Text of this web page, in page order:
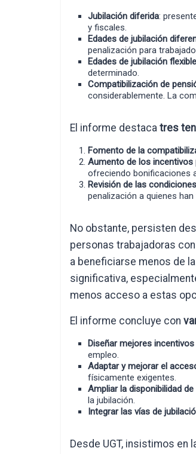
Jubilación diferida:
y fiscales.
Edades de jubilación
penalización para
Edades de jubilación
determinado.
Compatibilización de
considerablemente. La
El informe destaca tres
Fomento de la
Aumento de los incentivos
ofreciendo bonificaciones
Revisión de las
penalización a quienes
No obstante, persisten
personas trabajadoras
a beneficiarse menos de
significativa,
menos acceso a estas
El informe concluye con
Diseñar mejores
empleo.
Adaptar y mejorar el
físicamente exigentes.
Ampliar la disponibilidad
la jubilación.
Integrar las vías de
Desde UGT, insistimos